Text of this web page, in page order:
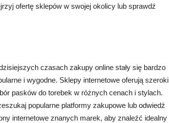
ofertę sklepów w swojej okolicy lub sprawdź
czasach zakupy online stały się bardzo
i wygodne. Sklepy internetowe oferują szeroki
pasków do torebek w różnych cenach i stylach.
popularne platformy zakupowe lub odwiedź
internetowe znanych marek, aby znaleźć idealny